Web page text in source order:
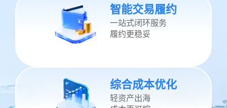
全链路数字化
贸易全流程线上化、可视化，省去传
统线下繁琐流程，操作简单，全程可
智能交易履约
一站式闭环服务
履约更稳妥
综合成本优化
轻资产出海